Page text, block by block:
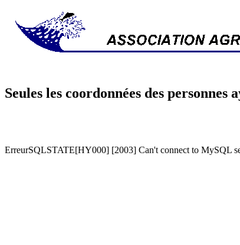
Seules les coordonnées des
ErreurSQLSTATE[HY000] [2003] Can't connect to MySQL